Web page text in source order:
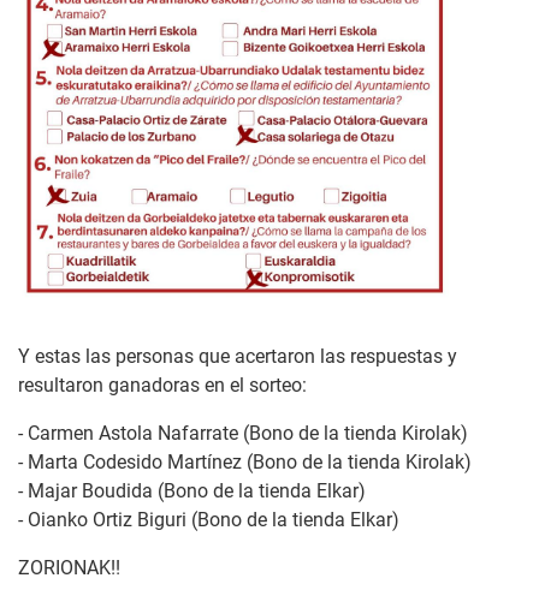
Y estas las personas que acertaron las respuestas y
resultaron ganadoras en el sorteo:
- Carmen Astola Nafarrate (Bono de la tienda Kirolak)
- Marta Codesido Martínez (Bono de la tienda Kirolak)
- Majar Boudida (Bono de la tienda Elkar)
- Oianko Ortiz Biguri (Bono de la tienda Elkar)
ZORIONAK!!